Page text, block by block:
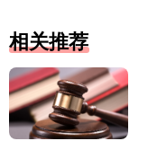
相关推荐